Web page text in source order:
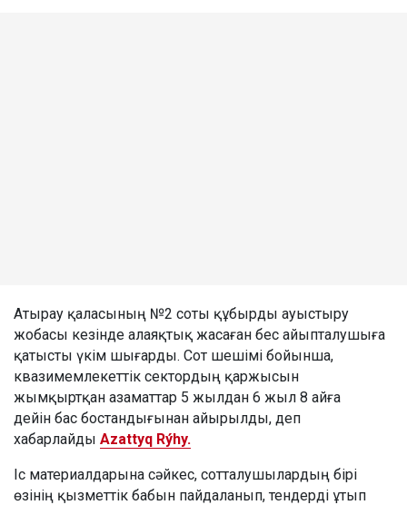
Атырау қаласының №2 соты құбырды ауыстыру
жобасы кезінде алаяқтық жасаған бес айыпталушыға
қатысты үкім шығарды. Сот шешімі бойынша,
квазимемлекеттік сектордың қаржысын
жымқыртқан азаматтар 5 жылдан 6 жыл 8 айға
дейін бас бостандығынан айырылды, деп
хабарлайды Azattyq Rýhy.
Іс материалдарына сәйкес, сотталушылардың бірі
өзінің қызметтік бабын пайдаланып, тендерді ұтып